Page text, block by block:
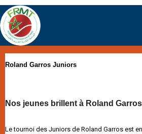
Roland Garros Juniors
Nos jeunes brillent à Roland
Le tournoi des Juniors de Roland Garros est